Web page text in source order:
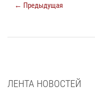
← Предыдущая
ЛЕНТА НОВОСТЕЙ